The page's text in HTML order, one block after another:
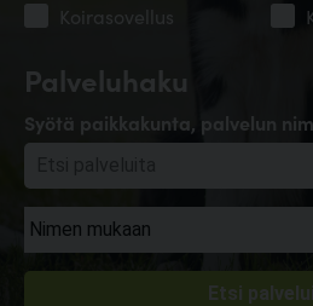
Palveluhaku
Syötä paikkakunta, palvelun
Koirasovellus